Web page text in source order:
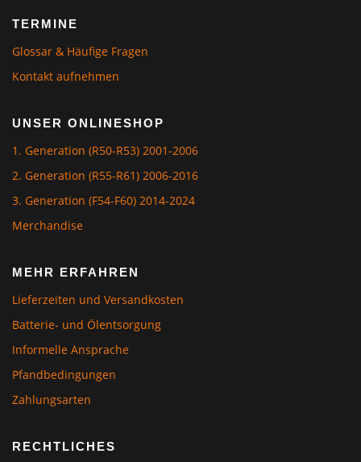
TERMINE
Glossar & Häufige Fragen
Kontakt aufnehmen
UNSER ONLINESHOP
1. Generation (R50-R53) 2001-2006
2. Generation (R55-R61) 2006-2016
3. Generation (F54-F60) 2014-2024
Merchandise
MEHR ERFAHREN
Lieferzeiten und Versandkosten
Batterie- und Ölentsorgung
Informelle Ansprache
Pfandbedingungen
Zahlungsarten
RECHTLICHES